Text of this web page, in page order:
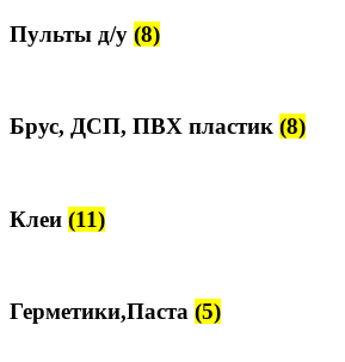
Пульты д/у (8)
Брус, ДСП, ПВХ пластик (8)
Клеи (11)
Герметики,Паста (5)